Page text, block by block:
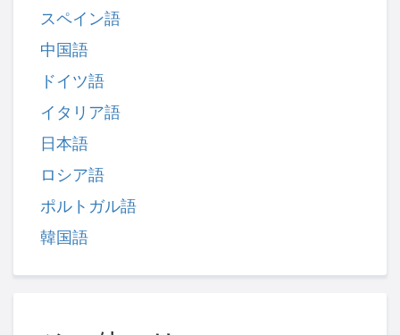
スペイン語
中国語
ドイツ語
イタリア語
日本語
ロシア語
ポルトガル語
韓国語